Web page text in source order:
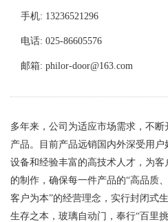
手机: 13236521296
电话: 025-86605576
邮箱: philor-door@163.com
多年来，公司为适应市场需求，不
产品。目前产品远销国内外深受用
设备和经验丰富的高技术人才，为
的制作，确保每一件产品的“高品质
客户为本”的经营理念，实行封闭式
生存之本，玻璃自动门，奉行“百里